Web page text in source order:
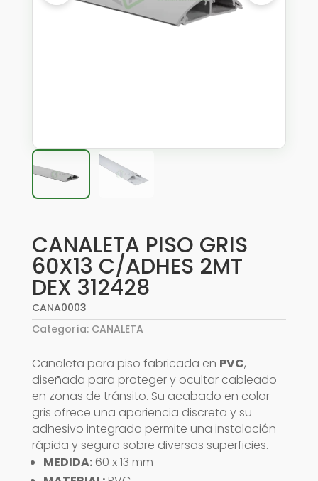
CANALETA PISO GRIS
60X13 C/ADHES 2MT
DEX 312428
CANA0003
Categoría: CANALETA
Canaleta para piso fabricada en PVC,
diseñada para proteger y ocultar cableado
en zonas de tránsito. Su acabado en color
gris ofrece una apariencia discreta y su
adhesivo integrado permite una instalación
rápida y segura sobre diversas superficies.
MEDIDA:60 x 13 mm